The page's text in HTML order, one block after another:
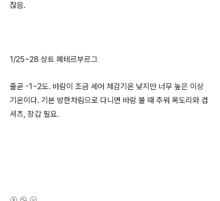
찮음.
1/25~28 상트 페테르부르그
줄곧 -1~2도. 바람이 조금 세어 체감기온 낮지만 너무 높은 이상
기온이다. 기본 방한차림으로 다니면 바람 불 때 추워 목도리와 겹
셔츠, 장갑 필요.